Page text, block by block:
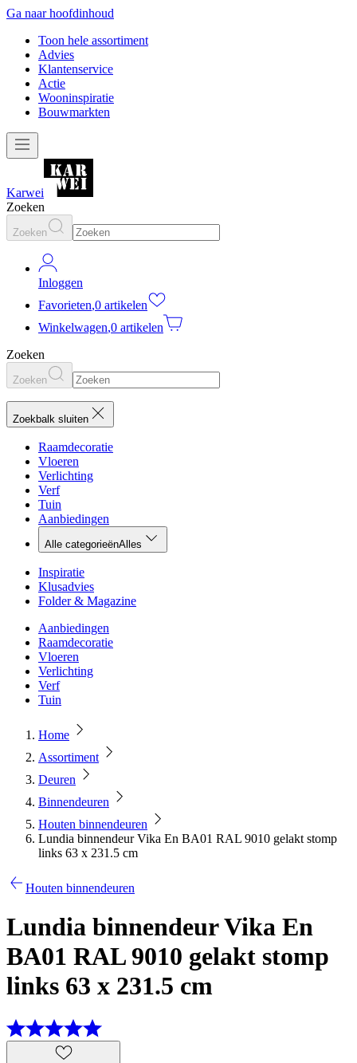
Ga naar hoofdinhoud
Toon hele assortiment
Advies
Klantenservice
Actie
Wooninspiratie
Bouwmarkten
Karwei
Zoeken
Zoeken
Inloggen
Favorieten,0 artikelen
Winkelwagen,0 artikelen
Zoeken
Zoeken
Zoekbalk sluiten
Raamdecoratie
Vloeren
Verlichting
Verf
Tuin
Aanbiedingen
Alle categorieënAlles
Inspiratie
Klusadvies
Folder & Magazine
Aanbiedingen
Raamdecoratie
Vloeren
Verlichting
Verf
Tuin
Home
Assortiment
Deuren
Binnendeuren
Houten binnendeuren
Lundia binnendeur Vika En BA01 RAL 9010 gelakt stomp
links 63 x 231.5 cm
Houten binnendeuren
Lundia binnendeur Vika En
BA01 RAL 9010 gelakt stomp
links 63 x 231.5 cm